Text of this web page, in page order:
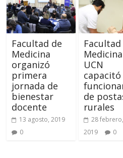
Facultad de
Medicina
organizó
primera
jornada de
bienestar
docente
13 agosto, 2019
0
Facultad
Medicina
UCN
capacitó
de
rurales
28 febrero,
2019
0